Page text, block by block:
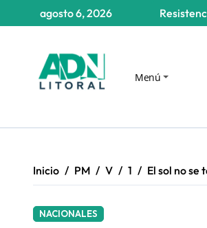
agosto 6, 2026
Menú
Inicio PM V 1 El sol no se
NACIONALES